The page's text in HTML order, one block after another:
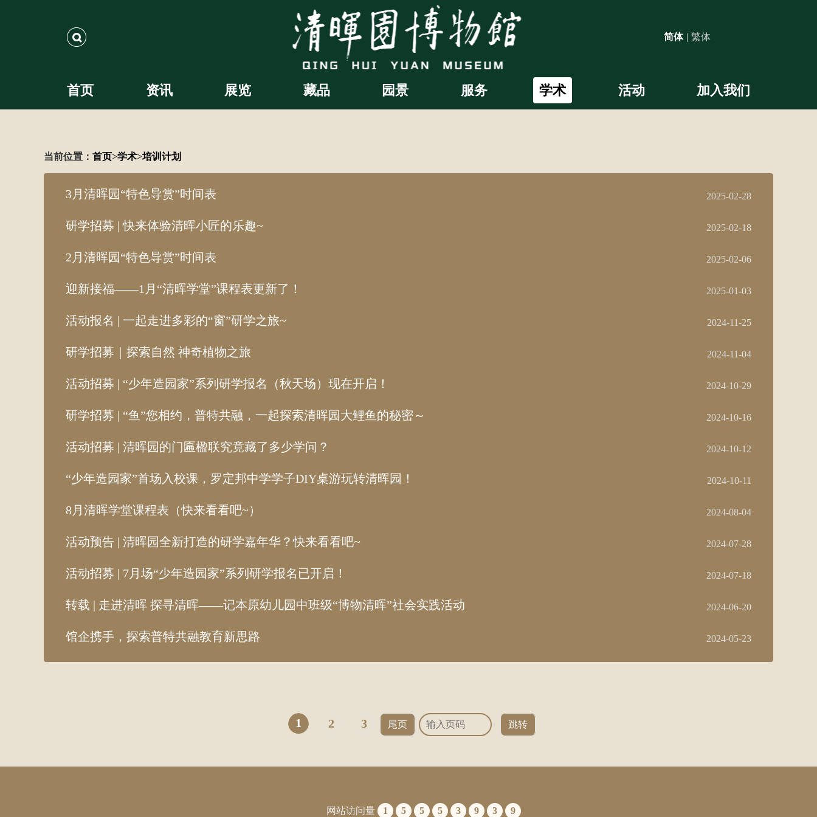
简体 | 繁体
首页 资讯 展览 藏品 园景 服务 学术 活动 加入我们
当前位置： 首页>学术>培训计划
3月清晖园“特色导赏”时间表 2025-02-28
研学招募 | 快来体验清晖小匠的乐趣~ 2025-02-18
2月清晖园“特色导赏”时间表 2025-02-06
迎新接福——1月“清晖学堂”课程表更新了！ 2025-01-03
活动报名 | 一起走进多彩的“窗”研学之旅~ 2024-11-25
研学招募｜探索自然 神奇植物之旅 2024-11-04
活动招募 | “少年造园家”系列研学报名（秋天场）现在开启！ 2024-10-29
研学招募 | “鱼”您相约，普特共融，一起探索清晖园大鲤鱼的秘密～ 2024-10-16
活动招募 | 清晖园的门匾楹联究竟藏了多少学问？ 2024-10-12
“少年造园家”首场入校课，罗定邦中学学子DIY桌游玩转清晖园！ 2024-10-11
8月清晖学堂课程表（快来看看吧~） 2024-08-04
活动预告 | 清晖园全新打造的研学嘉年华？快来看看吧~ 2024-07-28
活动招募 | 7月场“少年造园家”系列研学报名已开启！ 2024-07-18
转载 | 走进清晖 探寻清晖——记本原幼儿园中班级“博物清晖”社会实践活动 2024-06-20
馆企携手，探索普特共融教育新思路 2024-05-23
1 2 3 尾页 跳转
网站访问量 1 5 5 5 3 9 3 9